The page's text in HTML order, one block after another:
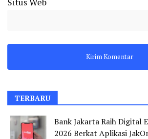
TERBARU
Bank Jakarta Raih Digital
2026 Berkat Aplikasi